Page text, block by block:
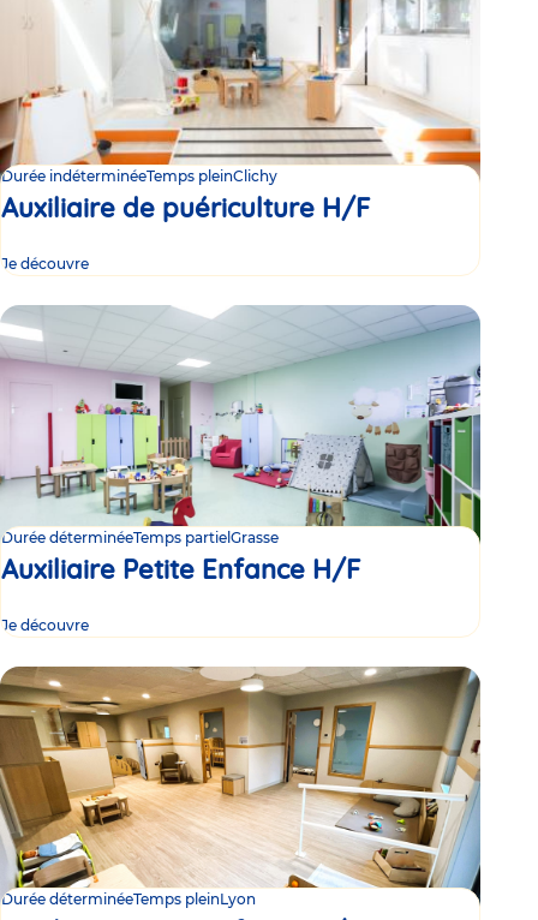
Durée indéterminéeTemps pleinClichy
Auxiliaire de puériculture H/F
Je découvre
Durée déterminéeTemps partiel Grasse
Auxiliaire Petite Enfance H/F
Je découvre
Durée déterminéeTemps pleinLyon